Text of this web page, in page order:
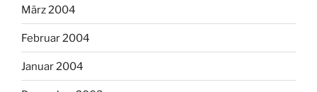
März 2004
Februar 2004
Januar 2004